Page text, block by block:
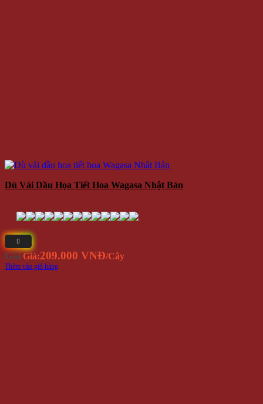
Dù Vải Dầu Họa Tiết Hoa Wagasa Nhật Bản
Giá Giá:209.000 VNĐ/Cây
Thêm vào giỏ hàng